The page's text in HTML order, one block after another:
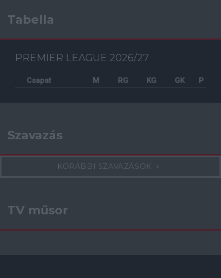
Tabella
PREMIER LEAGUE 2026/27
Csapat M RG KG GK P
Szavazás
KORÁBBI SZAVAZÁSOK
TV műsor